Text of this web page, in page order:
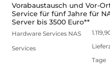
Vorabaustausch und Vor-
Service für fünf Jahre für
Server bis 3500 Euro**
Hardware Services NAS
Services
Tage